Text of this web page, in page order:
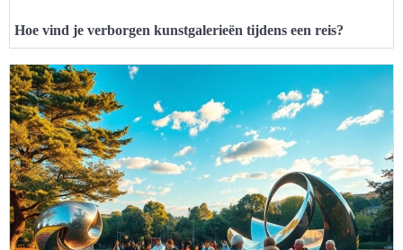
Hoe vind je verborgen kunstgalerieën tijdens een reis?